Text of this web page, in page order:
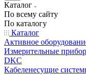
Каталог
По всему сайту
По каталогу
Каталог
Активное
Измерительные
DKC
Кабеленесущие